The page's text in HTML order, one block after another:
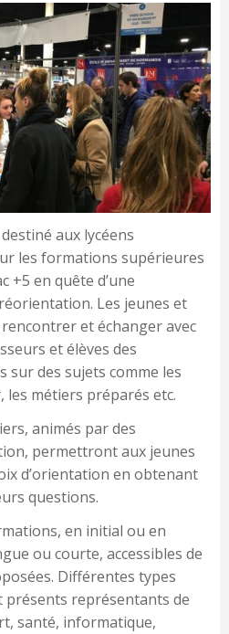
aux lycéens
les formations supérieures
+5 en quête d’une
Les jeunes et
et échanger avec
et élèves des
sur des sujets comme les
les métiers préparés etc.
animés par des
permettront aux jeunes
d’orientation en obtenant
questions.
en initial ou en
ou courte, accessibles de
Différentes types
présents représentants de
santé, informatique,